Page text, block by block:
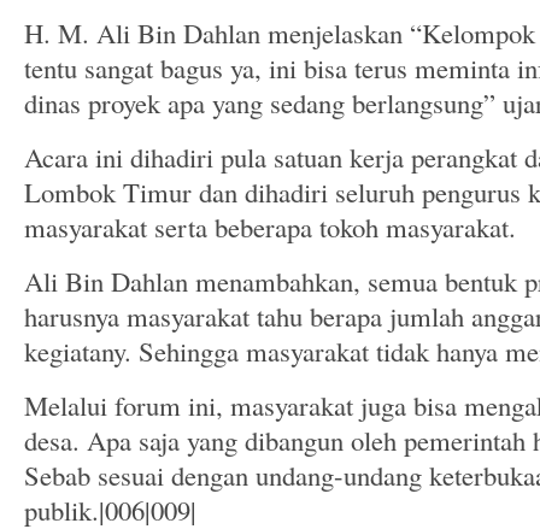
H. M. Ali Bin Dahlan menjelaskan
tentu sangat bagus ya, ini bisa terus meminta
dinas proyek apa yang sedang berlangsung”
Acara ini dihadiri pula satuan kerja perangkat
Lombok Timur dan dihadiri seluruh pengurus
masyarakat serta beberapa tokoh masyarakat.
Ali Bin Dahlan menambahkan, semua bentuk
harusnya masyarakat tahu berapa jumlah
kegiatany. Sehingga masyarakat tidak hanya
Melalui forum ini, masyarakat juga bisa
desa. Apa saja yang dibangun oleh pemerintah
Sebab sesuai dengan undang-undang
publik.|006|009|